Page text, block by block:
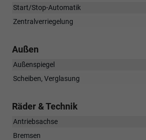
Start/Stop-Automatik
Zentralverriegelung
Außen
Außenspiegel
Scheiben, Verglasung
Räder & Technik
Antriebsachse
Bremsen